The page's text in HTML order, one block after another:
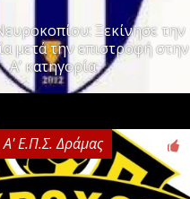
Ξεκίνησε την
μετά την επιστροφή στην
Α’ κατηγορία
Α' Ε.Π.Σ. Δράμας